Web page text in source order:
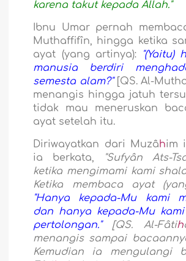
karena takut kepada Allah."
Ibnu Umar pernah
Muthaffifîn, hingga ketika
ayat (yang artinya):
"(Yaitu)
manusia berdiri
semesta alam?"[QS. Al-
menangis hingga jatuh
tidak mau meneruskan
ayat setelah itu.
Diriwayatkan dari Muzâhim
ia berkata,
"Sufyân Ats-
ketika mengimami kami
Ketika membaca ayat
"Hanya kepada-Mu kami
dan hanya kepada-Mu
pertolongan."[QS. Al-Fâtih
menangis sampai
Kemudian ia mengulangi